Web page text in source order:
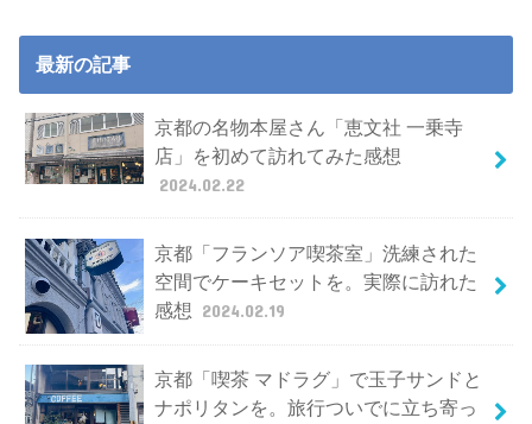
最新の記事
京都の名物本屋さん「恵文社 一乗寺
店」を初めて訪れてみた感想
2024.02.22
京都「フランソア喫茶室」洗練された
空間でケーキセットを。実際に訪れた
感想 2024.02.19
京都「喫茶 マドラグ」で玉子サンドと
ナポリタンを。旅行ついでに立ち寄っ